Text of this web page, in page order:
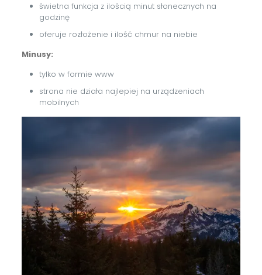
świetna funkcja z ilością minut słonecznych na
godzinę
oferuje rozłożenie i ilość chmur na niebie
Minusy:
tylko w formie www
strona nie działa najlepiej na urządzeniach
mobilnych